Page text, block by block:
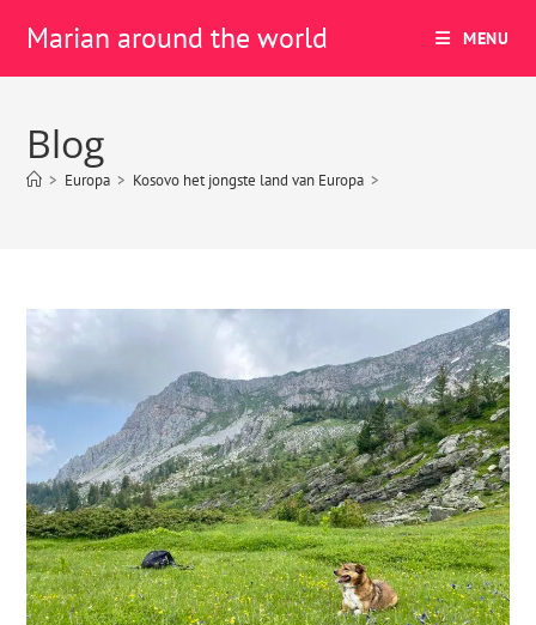
Marian around the world MENU
Blog
> Europa > Kosovo het jongste land van Europa >